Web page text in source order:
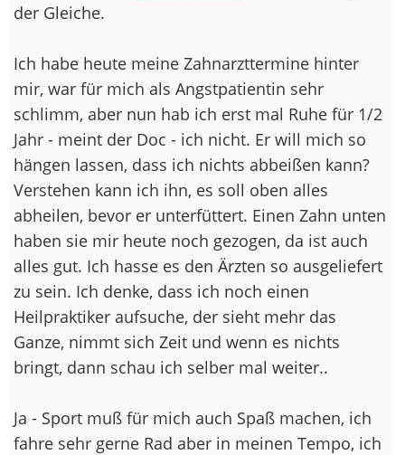
der Gleiche.
Ich habe heute meine Zahnarzttermine hinter
mir, war für mich als Angstpatientin sehr
schlimm, aber nun hab ich erst mal Ruhe für 1/2
Jahr - meint der Doc - ich nicht. Er will mich so
hängen lassen, dass ich nichts abbeißen kann?
Verstehen kann ich ihn, es soll oben alles
abheilen, bevor er unterfüttert. Einen Zahn unten
haben sie mir heute noch gezogen, da ist auch
alles gut. Ich hasse es den Ärzten so ausgeliefert
zu sein. Ich denke, dass ich noch einen
Heilpraktiker aufsuche, der sieht mehr das
Ganze, nimmt sich Zeit und wenn es nichts
bringt, dann schau ich selber mal weiter..
Ja - Sport muß für mich auch Spaß machen, ich
fahre sehr gerne Rad aber in meinen Tempo, ich